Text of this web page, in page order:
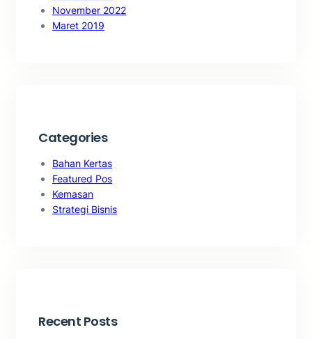
November 2022
Maret 2019
Categories
Bahan Kertas
Featured Pos
Kemasan
Strategi Bisnis
Recent Posts